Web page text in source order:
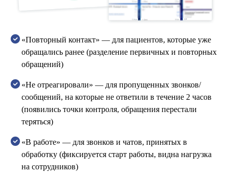
«Повторный контакт» — для пациентов, которые уже
обращались ранее (разделение первичных и повторных
обращений)
«Не отреагировали» — для пропущенных звонков/
сообщений, на которые не ответили в течение 2 часов
(появились точки контроля, обращения перестали
теряться)
«В работе» — для звонков и чатов, принятых в
обработку (фиксируется старт работы, видна нагрузка
на сотрудников)